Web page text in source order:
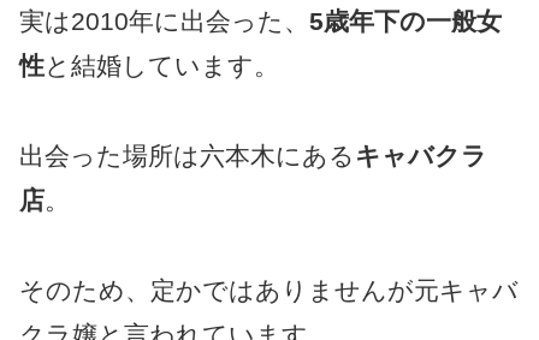
実は2010年に出会った、 5歳年下の一般女
性と結婚しています。
出会った場所は六本木にある キャバクラ
店。
そのため、定かではありませんが元キャバ
クラ嬢と言われています。